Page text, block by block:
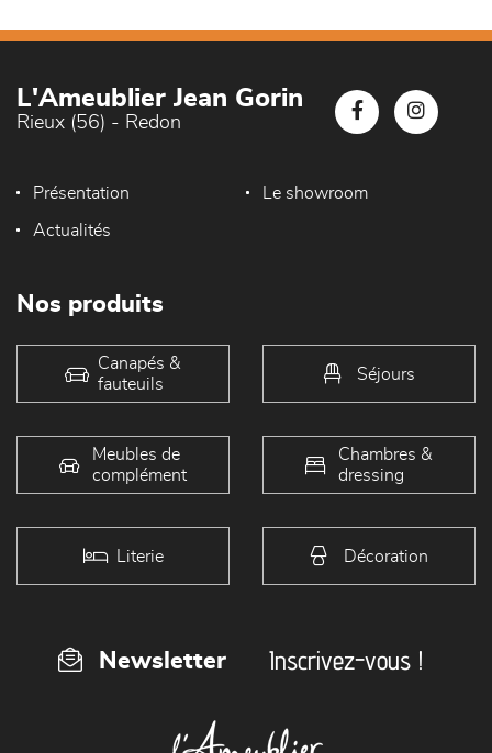
L'Ameublier Jean Gorin
Rieux (56) - Redon
Présentation Le showroom
Actualités
Nos produits
Canapés &
fauteuils
Séjours
Meubles de
complément
Chambres &
dressing
Literie Décoration
Newsletter Inscrivez-vous !